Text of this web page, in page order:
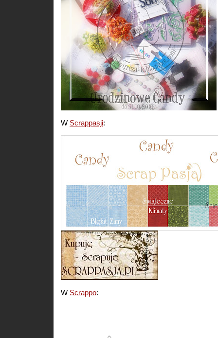
W Scrappasji:
W Scrappo: